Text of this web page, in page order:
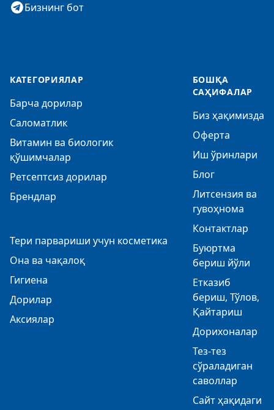
Бизнинг бот
КАТЕГОРИЯЛАР
Барча дорилар
Саломатлик
Витамин ва биологик
қўшимчалар
Ретсептсиз дорилар
Брендлар
Тери парвариши учун косметика
Она ва чақалоқ
Гигиена
Дорилар
Аксиялар
БОШҚА
САҲИФАЛАР
Биз ҳақимизда
Оферта
Иш ўринлари
Блог
Литсензия ва
гувоҳнома
Контактлар
Буюртма
бериш йўли
Етказиб
бериш, Тўлов,
Қайтариш
Дорихоналар
Тез-тез
сўраладиган
саволлар
Сайт ҳақидаги